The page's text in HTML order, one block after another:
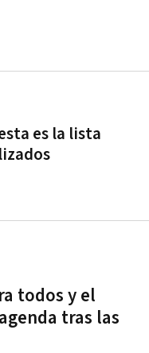
es la lista
todos y el
tras las